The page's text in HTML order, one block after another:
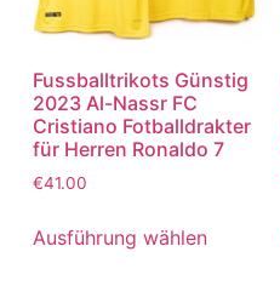
Fussballtrikots Günstig
2023 Al-Nassr FC
Cristiano Fotballdrakter
für Herren Ronaldo 7
€41.00
Ausführung wählen